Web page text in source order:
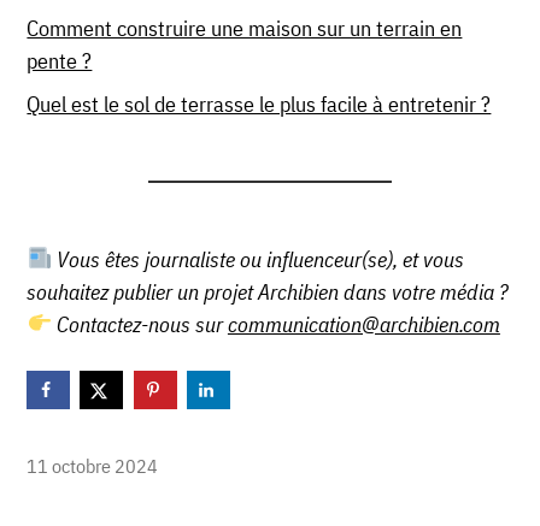
Comment construire une maison sur un terrain en
pente ?
Quel est le sol de terrasse le plus facile à entretenir ?
Vous êtes journaliste ou influenceur(se), et vous
souhaitez publier un projet Archibien dans votre média ?
Contactez-nous surcommunication@archibien.com
11 octobre 2024